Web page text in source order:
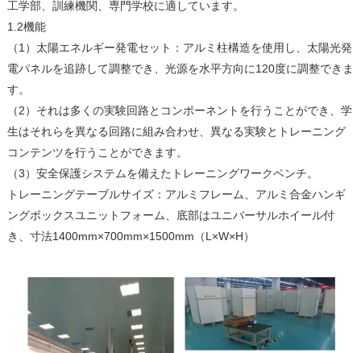
工学部、訓練機関、専門学校に適しています。
1.2機能
（1）太陽エネルギー発電セット：アルミ柱構造を使用し、太陽光発
電パネルを追跡して調整でき、光源を水平方向に120度に調整できま
す。
（2）それは多くの実験回路とコンポーネントを行うことができ、学
生はそれらを異なる回路に組み合わせ、異なる実験とトレーニング
コンテンツを行うことができます。
（3）安全保護システムを備えたトレーニングワークベンチ。
トレーニングテーブルサイズ：アルミフレーム、アルミ合金ハンギ
ングボックスユニットフォーム、底部はユニバーサルホイール付
き、寸法1400mm×700mm×1500mm（L×W×H）